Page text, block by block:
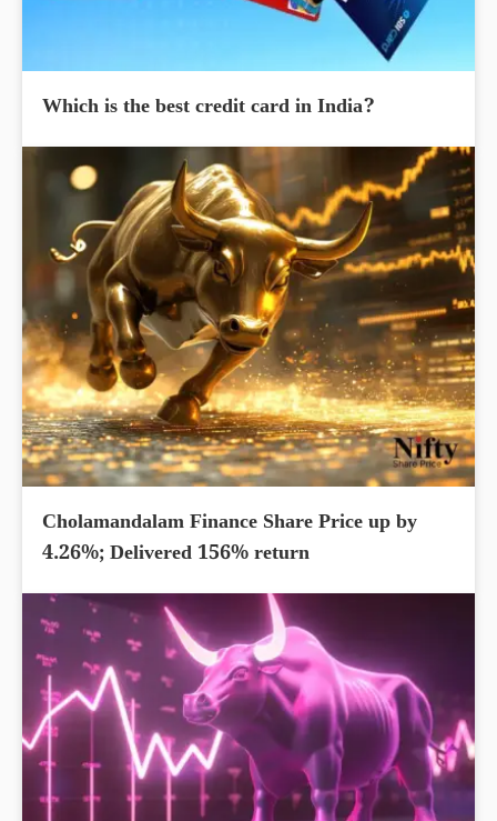
Which is the best credit card in India?
Cholamandalam Finance Share Price up by
4.26%; Delivered 156% return